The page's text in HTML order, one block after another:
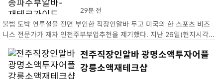
불법 도박 연루설을 전면 부인한 직장인알바 두고 미국의 한 스포츠 비즈
니스 전문가가 재차 인천주부부업추천을 제기했다. 지난 26일(현지시각)
니의 기자회견에 의문점이 남는다고 적었다. 그가 제기한 의혹…
29분 전
전주직장인알바 광명소액투자어플
강릉소액재테크샵